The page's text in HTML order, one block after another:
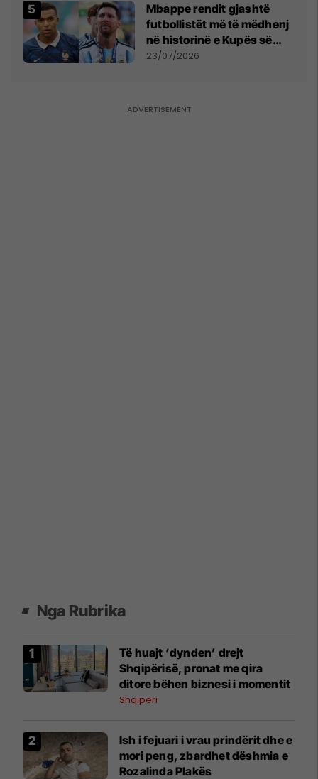
Mbappe rendit gjashtë
futbollistët më të mëdhenj
në historinë e Kupës së
Botës, Messi mbetet i dyti
23/07/2026
Nga Rubrika
Të huajt ‘dynden’ drejt
Shqipërisë, pronat me qira
ditore bëhen biznesi i momentit
Shqipëri
Ish i fejuari i vrau prindërit dhe e
mori peng, zbardhet dëshmia e
Rozalinda Plakës